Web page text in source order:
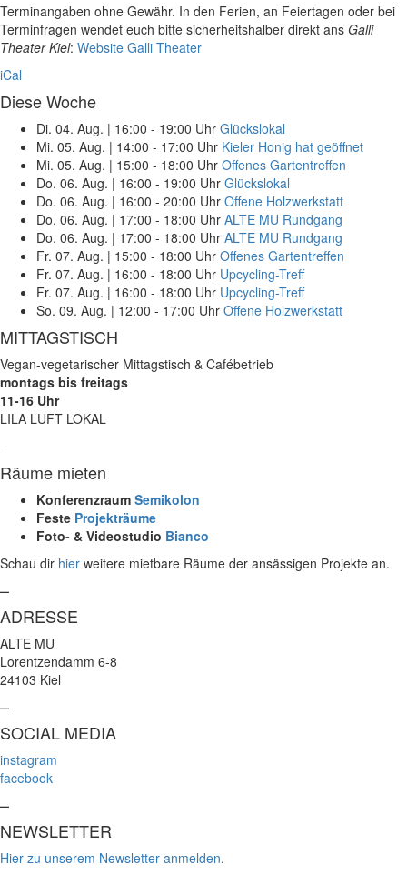
Terminangaben ohne Gewähr. In den Ferien, an Feiertagen oder bei
Terminfragen wendet euch bitte sicherheitshalber direkt ans Galli
Theater Kiel: Website Galli Theater
iCal
Diese Woche
Di. 04. Aug. | 16:00 - 19:00 Uhr Glückslokal
Mi. 05. Aug. | 14:00 - 17:00 Uhr Kieler Honig hat geöffnet
Mi. 05. Aug. | 15:00 - 18:00 Uhr Offenes Gartentreffen
Do. 06. Aug. | 16:00 - 19:00 Uhr Glückslokal
Do. 06. Aug. | 16:00 - 20:00 Uhr Offene Holzwerkstatt
Do. 06. Aug. | 17:00 - 18:00 Uhr ALTE MU Rundgang
Do. 06. Aug. | 17:00 - 18:00 Uhr ALTE MU Rundgang
Fr. 07. Aug. | 15:00 - 18:00 Uhr Offenes Gartentreffen
Fr. 07. Aug. | 16:00 - 18:00 Uhr Upcycling-Treff
Fr. 07. Aug. | 16:00 - 18:00 Uhr Upcycling-Treff
So. 09. Aug. | 12:00 - 17:00 Uhr Offene Holzwerkstatt
MITTAGSTISCH
Vegan-vegetarischer Mittagstisch & Cafébetrieb
montags bis freitags
11-16 Uhr
LILA LUFT LOKAL
–
Räume mieten
Konferenzraum Semikolon
Feste Projekträume
Foto- & Videostudio Bianco
Schau dir hier weitere mietbare Räume der ansässigen Projekte an.
–
ADRESSE
ALTE MU
Lorentzendamm 6-8
24103 Kiel
–
SOCIAL MEDIA
instagram
facebook
–
NEWSLETTER
Hier zu unserem Newsletter anmelden.